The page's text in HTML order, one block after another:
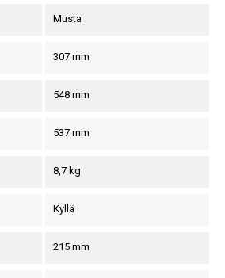
Musta
307 mm
548 mm
537 mm
8,7 kg
Kyllä
215 mm